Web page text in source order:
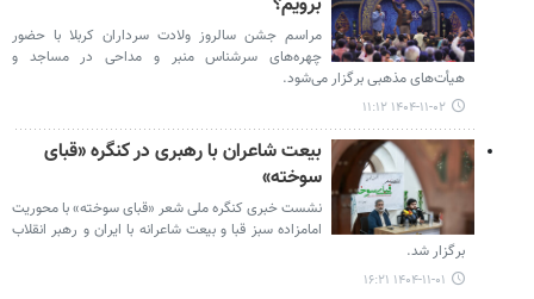
مراسم جشن سالروز ولادت سرداران کربلا با حضور
چهره‌های سرشناس منبر و مداحی در مساجد و
هیأت‌های مذهبی برگزار می‌شود.
۱۴۰۴-۱۱-۰۲ ۱۱:۱۲
بیعت شاعران با رهبری در کنگره «قبای
سوخته»
نشست خبری کنگره ملی شعر «قبای سوخته» با محوریت
امامزاده سبز قبا و بیعت شاعرانه با ایران و رهبر انقلاب
برگزار شد.
۱۴۰۴-۱۱-۰۱ ۱۶:۲۱